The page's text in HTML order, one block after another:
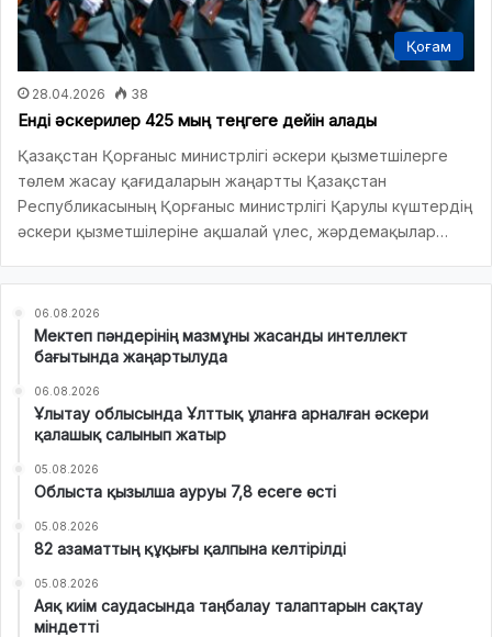
Қоғам
28.04.2026 38
Енді әскерилер 425 мың теңгеге дейін алады
Қазақстан Қорғаныс министрлігі әскери қызметшілерге
төлем жасау қағидаларын жаңартты Қазақстан
Республикасының Қорғаныс министрлігі Қарулы күштердің
әскери қызметшілеріне ақшалай үлес, жәрдемақылар…
06.08.2026
Мектеп пәндерінің мазмұны жасанды интеллект
бағытында жаңартылуда
06.08.2026
Ұлытау облысында Ұлттық ұланға арналған әскери
қалашық салынып жатыр
05.08.2026
Облыста қызылша ауруы 7,8 есеге өсті
05.08.2026
82 азаматтың құқығы қалпына келтірілді
05.08.2026
Аяқ киім саудасында таңбалау талаптарын сақтау
міндетті